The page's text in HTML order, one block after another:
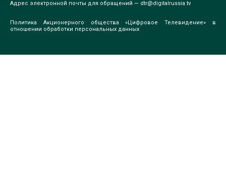
Адрес электронной почты для обращений — dtr@digitalrussia.tv
Политика Акционерного общества «Цифровое Телевидение» в
отношении обработки персональных данных